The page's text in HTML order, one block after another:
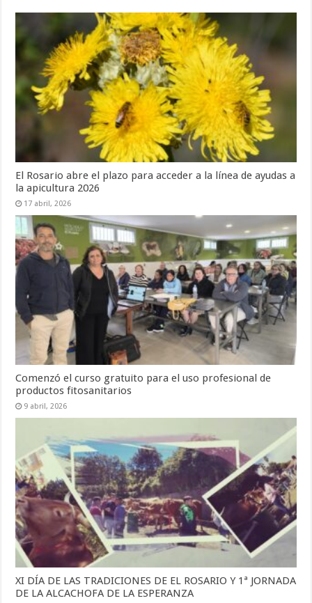
El Rosario abre el plazo para acceder a la línea de ayudas a
la apicultura 2026
17 abril, 2026
Comenzó el curso gratuito para el uso profesional de
productos fitosanitarios
9 abril, 2026
XI DÍA DE LAS TRADICIONES DE EL ROSARIO Y 1ª JORNADA
DE LA ALCACHOFA DE LA ESPERANZA